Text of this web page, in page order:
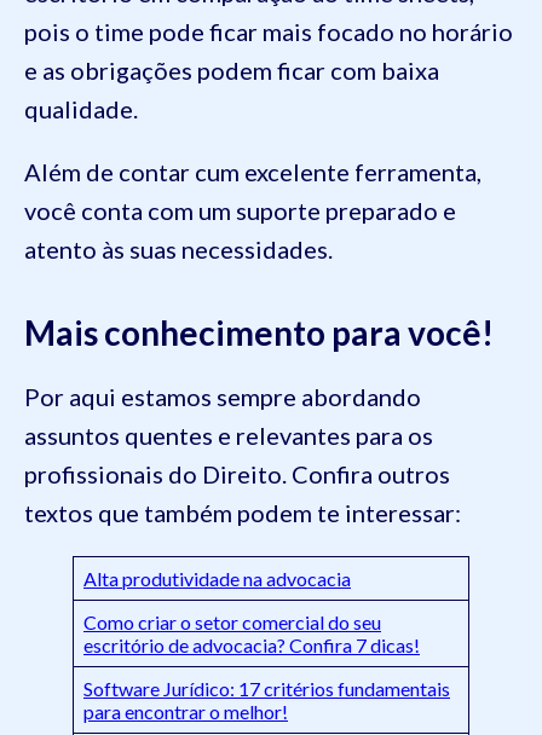
pois o time pode ficar mais focado no horário
e as obrigações podem ficar com baixa
qualidade.
Além de contar cum excelente ferramenta,
você conta com um suporte preparado e
atento às suas necessidades.
Mais conhecimento para você!
Por aqui estamos sempre abordando
assuntos quentes e relevantes para os
profissionais do Direito. Confira outros
textos que também podem te interessar:
Alta produtividade na advocacia
Como criar o setor comercial do seu
escritório de advocacia? Confira 7 dicas!
Software Jurídico: 17 critérios fundamentais
para encontrar o melhor!